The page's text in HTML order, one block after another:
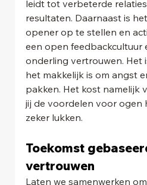
leidt tot verbeterde
resultaten. Daarnaast is
opener op te stellen en
een open feedbackcultuur
onderling vertrouwen. Het
het makkelijk is om angst
pakken. Het kost namelijk
jij de voordelen voor ogen
zeker lukken.
Toekomst
vertrouwen
Laten we samenwerken